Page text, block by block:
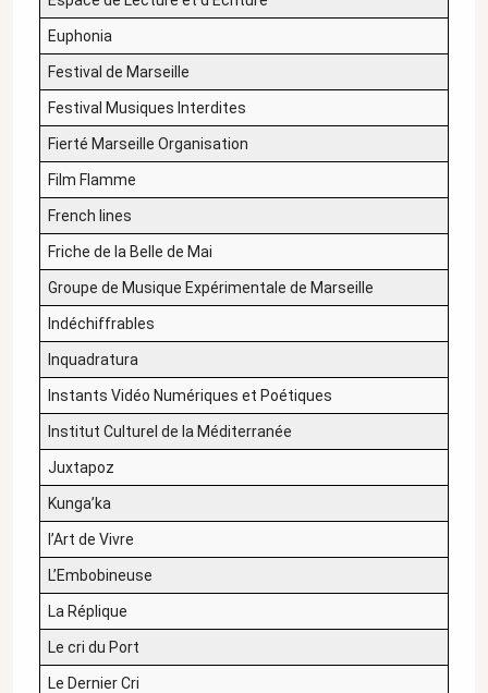
Euphonia
Festival de Marseille
Festival Musiques Interdites
Fierté Marseille Organisation
Film Flamme
French lines
Friche de la Belle de Mai
Groupe de Musique Expérimentale de Marseille
Indéchiffrables
Inquadratura
Instants Vidéo Numériques et Poétiques
Institut Culturel de la Méditerranée
Juxtapoz
Kunga’ka
l’Art de Vivre
L’Embobineuse
La Réplique
Le cri du Port
Le Dernier Cri